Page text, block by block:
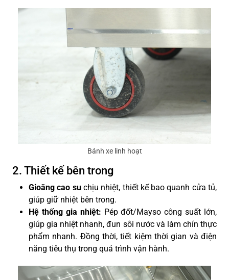
Bánh xe linh hoạt
2. Thiết kế bên trong
Gioăng cao suchịu nhiệt, thiết kế bao quanh cửa tủ,
giúp giữ nhiệt bên trong.
Hệ thống gia nhiệt: Pép đốt/Mayso công suất lớn,
giúp gia nhiệt nhanh, đun sôi nước và làm chín thực
phẩm nhanh. Đồng thời, tiết kiệm thời gian và điện
năng tiêu thụ trong quá trình vận hành.